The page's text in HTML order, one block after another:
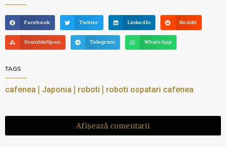
Facebook Twitter LinkedIn Reddit
StumbleUpon Telegram WhatsApp
TAGS
cafenea | Japonia | roboti | roboti ospatari cafenea
Afișează comentarii